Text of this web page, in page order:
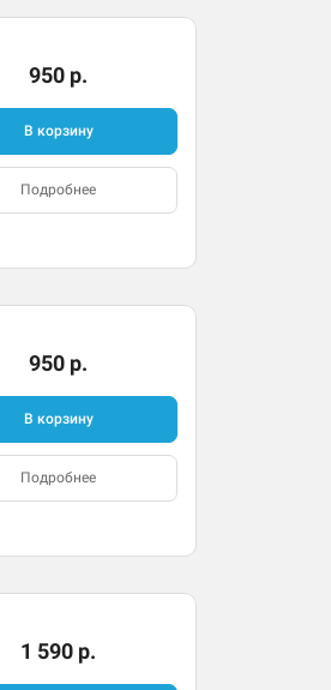
950 р.
В корзину
Подробнее
950 р.
В корзину
Подробнее
1 590 р.